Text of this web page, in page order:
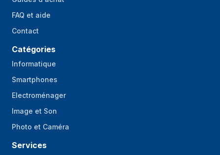
FAQ et aide
Contact
Catégories
Informatique
Smartphones
Electroménager
Image et Son
Photo et Caméra
Services